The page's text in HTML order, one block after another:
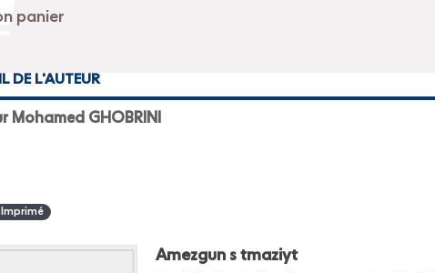
DE L'AUTEUR
Mohamed GHOBRINI
Amezgun s tmaziyt